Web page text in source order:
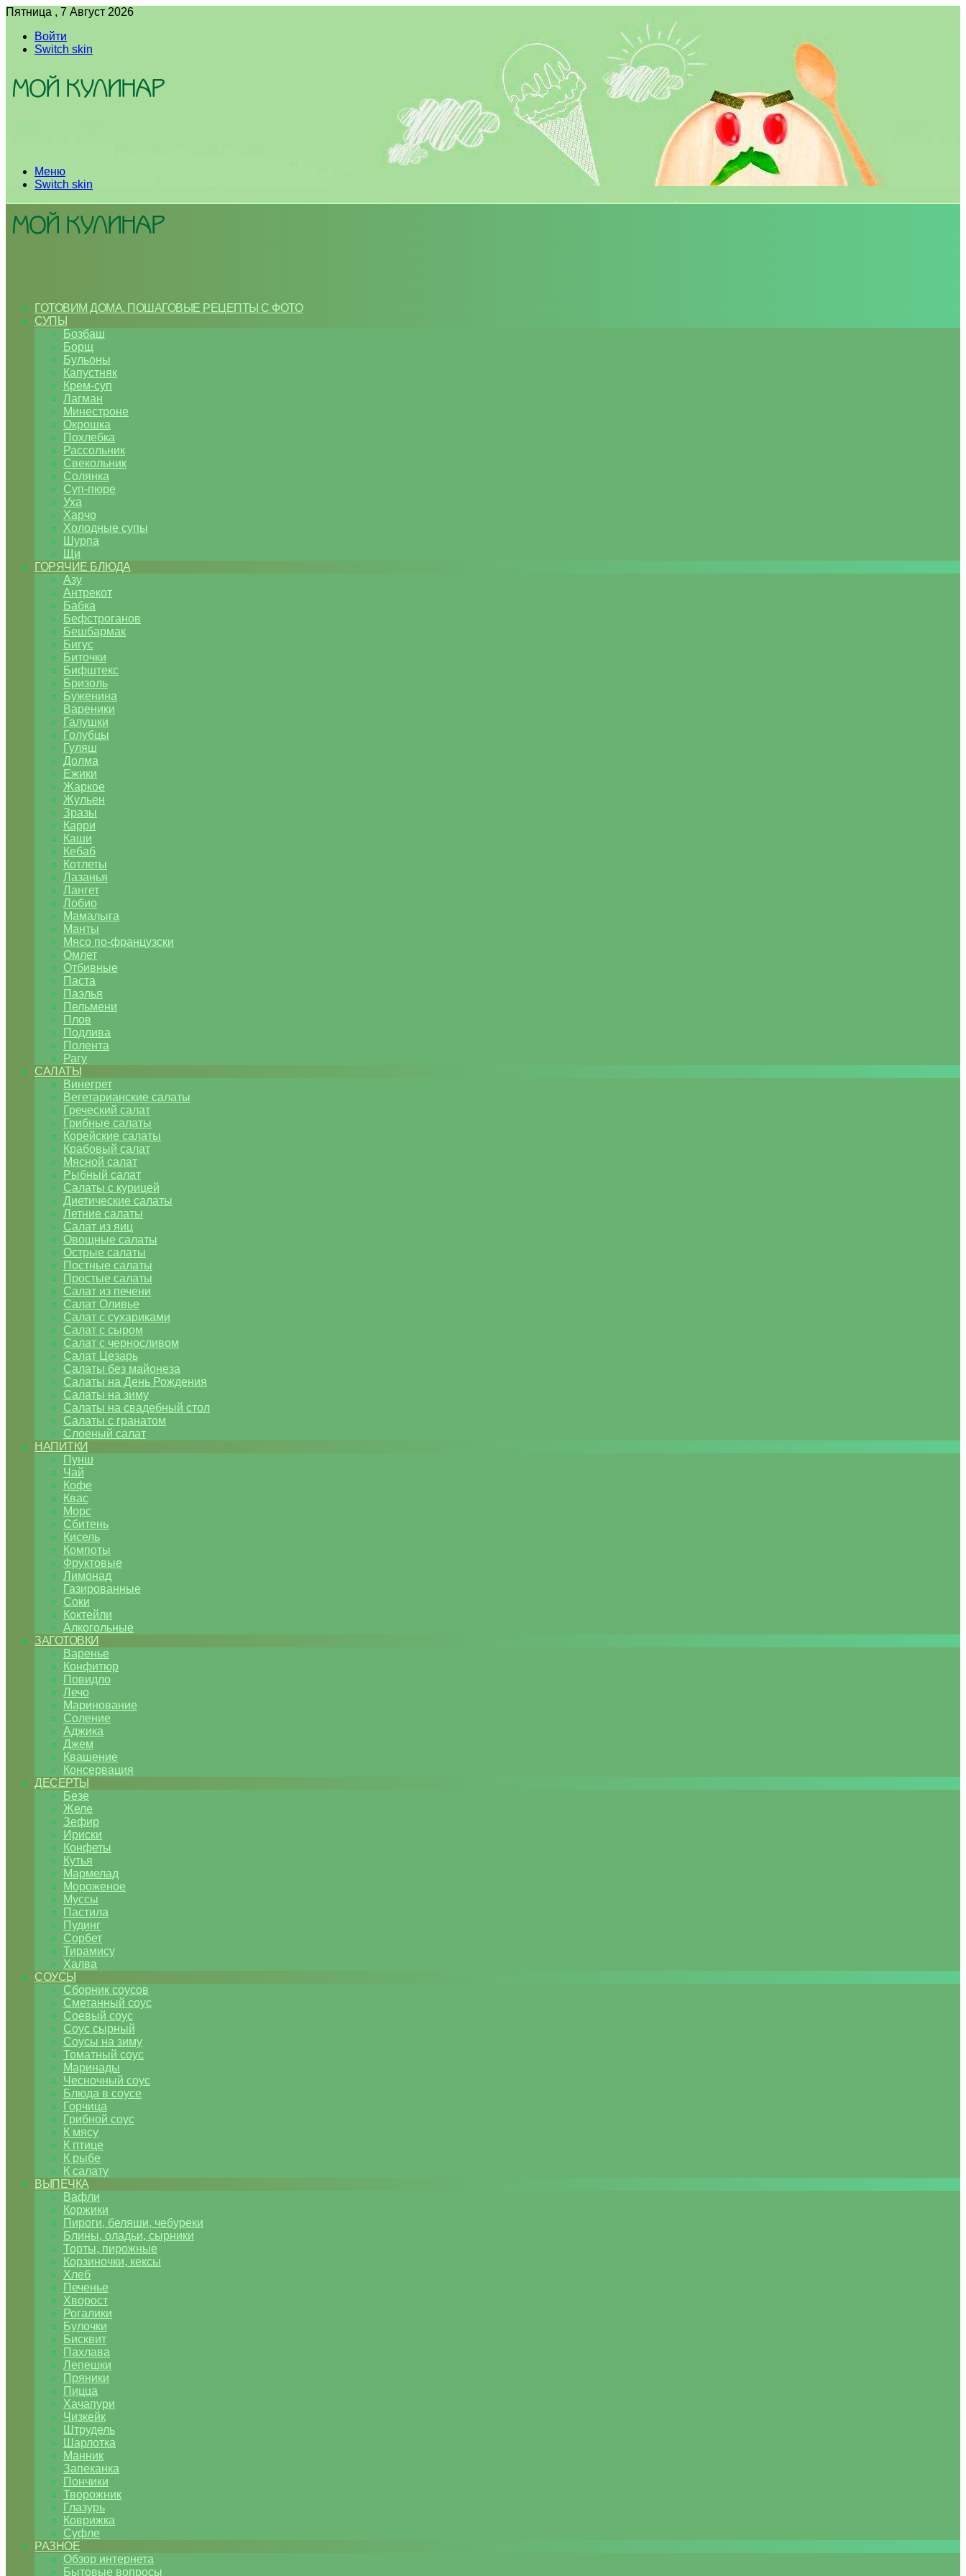
Пятница , 7 Август 2026
Войти
Switch skin
Меню
Switch skin
ГОТОВИМ ДОМА. ПОШАГОВЫЕ РЕЦЕПТЫ С ФОТО
СУПЫ
Бозбаш
Борщ
Бульоны
Капустняк
Крем-суп
Лагман
Минестроне
Окрошка
Похлебка
Рассольник
Свекольник
Солянка
Суп-пюре
Уха
Харчо
Холодные супы
Шурпа
Щи
ГОРЯЧИЕ БЛЮДА
Азу
Антрекот
Бабка
Бефстроганов
Бешбармак
Бигус
Биточки
Бифштекс
Бризоль
Буженина
Вареники
Галушки
Голубцы
Гуляш
Долма
Ежики
Жаркое
Жульен
Зразы
Карри
Каши
Кебаб
Котлеты
Лазанья
Лангет
Лобио
Мамалыга
Манты
Мясо по-французски
Омлет
Отбивные
Паста
Паэлья
Пельмени
Плов
Подлива
Полента
Рагу
САЛАТЫ
Винегрет
Вегетарианские салаты
Греческий салат
Грибные салаты
Корейские салаты
Крабовый салат
Мясной салат
Рыбный салат
Салаты с курицей
Диетические салаты
Летние салаты
Салат из яиц
Овощные салаты
Острые салаты
Постные салаты
Простые салаты
Салат из печени
Салат Оливье
Салат с сухариками
Салат с сыром
Салат с черносливом
Салат Цезарь
Салаты без майонеза
Салаты на День Рождения
Салаты на зиму
Салаты на свадебный стол
Салаты с гранатом
Слоеный салат
НАПИТКИ
Пунш
Чай
Кофе
Квас
Морс
Сбитень
Кисель
Компоты
Фруктовые
Лимонад
Газированные
Соки
Коктейли
Алкогольные
ЗАГОТОВКИ
Варенье
Конфитюр
Повидло
Лечо
Маринование
Соление
Аджика
Джем
Квашение
Консервация
ДЕСЕРТЫ
Безе
Желе
Зефир
Ириски
Конфеты
Кутья
Мармелад
Мороженое
Муссы
Пастила
Пудинг
Сорбет
Тирамису
Халва
СОУСЫ
Сборник соусов
Сметанный соус
Соевый соус
Соус сырный
Соусы на зиму
Томатный соус
Маринады
Чесночный соус
Блюда в соусе
Горчица
Грибной соус
К мясу
К птице
К рыбе
К салату
ВЫПЕЧКА
Вафли
Коржики
Пироги, беляши, чебуреки
Блины, оладьи, сырники
Торты, пирожные
Корзиночки, кексы
Хлеб
Печенье
Хворост
Рогалики
Булочки
Бисквит
Пахлава
Лепешки
Пряники
Пицца
Хачапури
Чизкейк
Штрудель
Шарлотка
Манник
Запеканка
Пончики
Творожник
Глазурь
Коврижка
Суфле
РАЗНОЕ
Обзор интернета
Бытовые вопросы